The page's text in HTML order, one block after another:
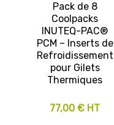
Pack de 8
Coolpacks
INUTEQ-PAC®
PCM – Inserts de
Refroidissement
pour Gilets
Thermiques
77,00 € HT